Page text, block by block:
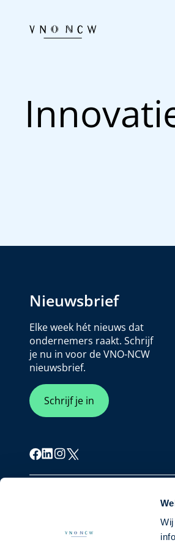
Nieuwsbrief
Elke week hét nieuws dat
ondernemers raakt. Schrijf
je nu in voor de VNO-NCW
nieuwsbrief.
Schrijf je in